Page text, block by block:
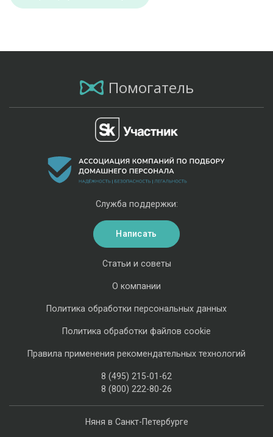
Помогатель
Няня в Санкт-Петербурге
Статьи и советы
О компании
Политика обработки персональных данных
Политика обработки файлов cookie
Правила применения рекомендательных технологий
8 (495) 215-01-62
8 (800) 222-80-26
Служба поддержки:
Написать